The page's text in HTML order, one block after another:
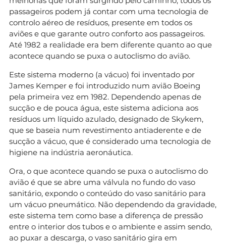
passageiros podem já contar com uma tecnologia de
controlo aéreo de resíduos, presente em todos os
aviões e que garante outro conforto aos passageiros.
Até 1982 a realidade era bem diferente quanto ao que
acontece quando se puxa o autoclismo do avião.
Este sistema moderno (a vácuo) foi inventado por
James Kemper e foi introduzido num avião Boeing
pela primeira vez em 1982. Dependendo apenas de
sucção e de pouca água, este sistema adiciona aos
resíduos um líquido azulado, designado de Skykem,
que se baseia num revestimento antiaderente e de
sucção a vácuo, que é considerado uma tecnologia de
higiene na indústria aeronáutica.
Ora, o que acontece quando se puxa o autoclismo do
avião é que se abre uma válvula no fundo do vaso
sanitário, expondo o conteúdo do vaso sanitário para
um vácuo pneumático. Não dependendo da gravidade,
este sistema tem como base a diferença de pressão
entre o interior dos tubos e o ambiente e assim sendo,
ao puxar a descarga, o vaso sanitário gira em